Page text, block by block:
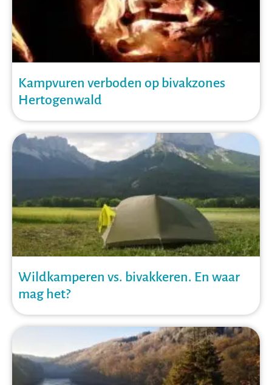
Kampvuren verboden op bivakzones
Hertogenwald
Wildkamperen vs. bivakkeren. En waar
mag het?